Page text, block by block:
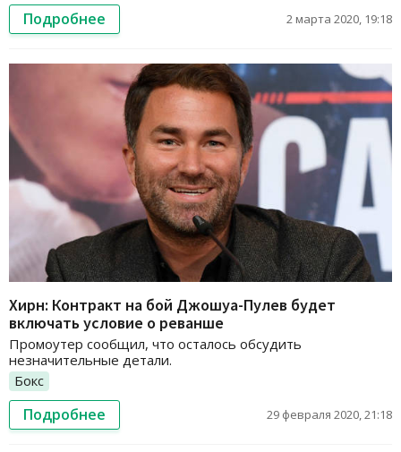
Подробнее 2 марта 2020, 19:18
Хирн: Контракт на бой Джошуа-Пулев будет
включать условие о реванше
Промоутер сообщил, что осталось обсудить
незначительные детали.
Бокс
Подробнее 29 февраля 2020, 21:18